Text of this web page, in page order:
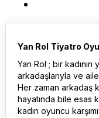
Yan Rol Tiyatro
Yan Rol ; bir kadının
arkadaşlarıyla ve
Her zaman arkadaş
hayatında bile esas
kadın oyuncu